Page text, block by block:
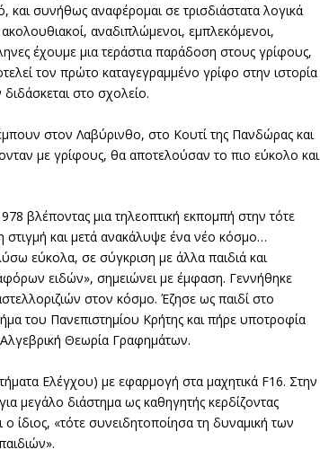
συνήθως αναφέρομαι σε τρισδιάστατα λογικά
ακολουθιακοί, αναδιπλώμενοι, εμπλεκόμενοι,
έχουμε μια τεράστια παράδοση στους γρίφους,
τον πρώτο καταγεγραμμένο γρίφο στην ιστορία
στο σχολείο.
στον Λαβύρινθο, στο Κουτί της Πανδώρας και
με γρίφους, θα αποτελούσαν το πιο εύκολο και
βλέποντας μια τηλεοπτική εκπομπή στην τότε
και μετά ανακάλυψε ένα νέο κόσμο…
εύκολα, σε σύγκριση με άλλα παιδιά και
ειδών», σημειώνει με έμφαση. Γεννήθηκε
στον κόσμο. Έζησε ως παιδί στο
του Πανεπιστημίου Κρήτης και πήρε υποτροφία
Θεωρία Γραφημάτων.
Ελέγχου) με εφαρμογή στα μαχητικά F16. Στην
μεγάλο διάστημα ως καθηγητής κερδίζοντας
ίδιος, «τότε συνειδητοποίησα τη δυναμική των